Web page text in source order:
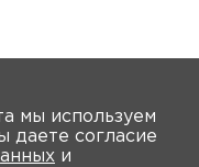
мы используем
даете согласие
и